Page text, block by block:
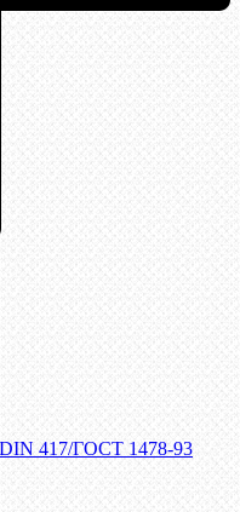
417/ГОСТ 1478-93